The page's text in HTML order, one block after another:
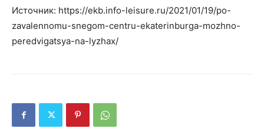
Источник: https://ekb.info-leisure.ru/2021/01/19/po-
zavalennomu-snegom-centru-ekaterinburga-mozhno-
peredvigatsya-na-lyzhax/